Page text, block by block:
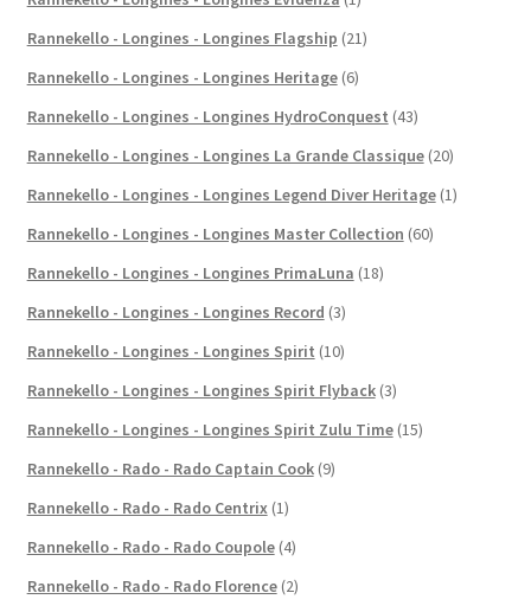
Rannekello - Longines - Longines Flagship (21)
Rannekello - Longines - Longines Heritage (6)
Rannekello - Longines - Longines HydroConquest (43)
Rannekello - Longines - Longines La Grande Classique (20)
Rannekello - Longines - Longines Legend Diver Heritage (1)
Rannekello - Longines - Longines Master Collection (60)
Rannekello - Longines - Longines PrimaLuna (18)
Rannekello - Longines - Longines Record (3)
Rannekello - Longines - Longines Spirit (10)
Rannekello - Longines - Longines Spirit Flyback (3)
Rannekello - Longines - Longines Spirit Zulu Time (15)
Rannekello - Rado - Rado Captain Cook (9)
Rannekello - Rado - Rado Centrix (1)
Rannekello - Rado - Rado Coupole (4)
Rannekello - Rado - Rado Florence (2)